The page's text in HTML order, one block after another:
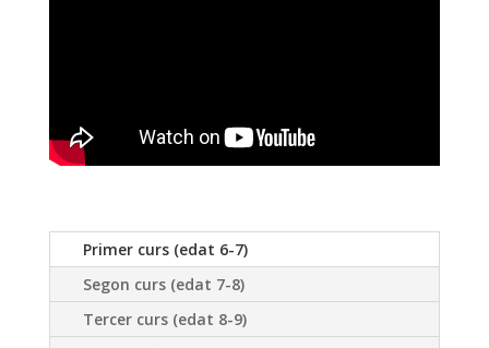
Primer curs (edat 6-7)
Segon curs (edat 7-8)
Tercer curs (edat 8-9)